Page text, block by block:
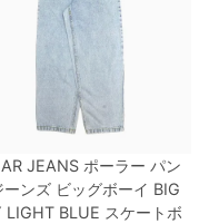
JEANS ポーラー パン
ーンズ ビッグボーイ BIG
LIGHT BLUE スケートボ